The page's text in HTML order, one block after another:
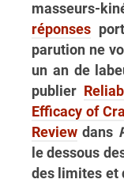
masseurs-
réponses
parution ne
un an de
publier
Efficacy of
Review dans
le dessous
des limites et